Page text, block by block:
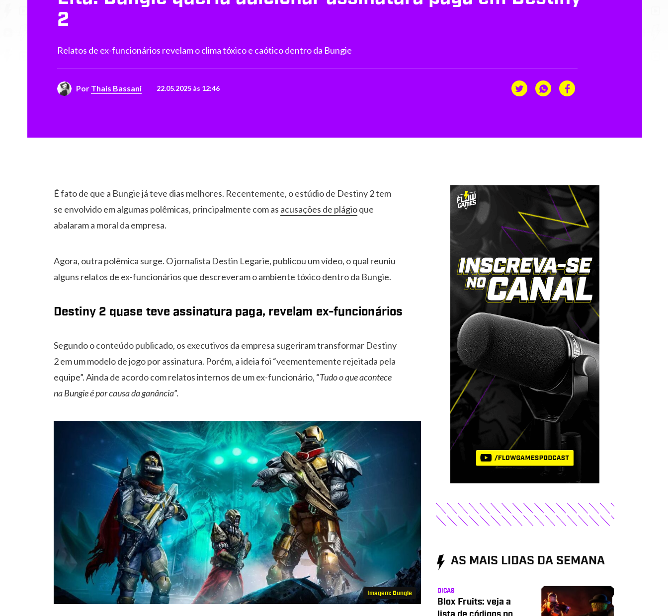
2
Relatos de ex-funcionários revelam o clima tóxico e caótico dentro da Bungie
Por Thais Bassani 22.05.2025 às 12:46
É fato de que a Bungie já teve dias melhores. Recentemente, o estúdio de Destiny 2 tem
se envolvido em algumas polêmicas, principalmente com as acusações de plágioque
abalaram a moral da empresa.
Agora, outra polêmica surge. O jornalista Destin Legarie, publicou um vídeo, o qual reuniu
alguns relatos de ex-funcionários que descreveram o ambiente tóxico dentro da Bungie.
Destiny 2 quase teve assinatura paga, revelam ex-funcionários
Segundo o conteúdo publicado, os executivos da empresa sugeriram transformar Destiny
2 em um modelo de jogo por assinatura. Porém, a ideia foi “veementemente rejeitada pela
equipe”.Ainda de acordo com relatos internos de um ex-funcionário, “Tudo o que acontece
na Bungie é por causa da ganância”.
Imagem: Bungie
AS MAIS LIDAS DA SEMANA
DICAS
Blox Fruits: veja a